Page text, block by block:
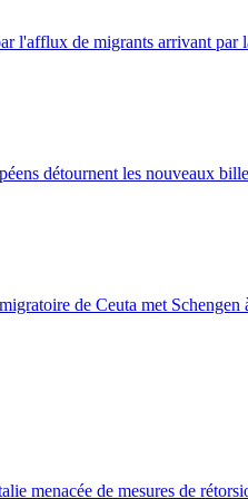
l'afflux de migrants arrivant par
détournent les nouveaux
de Ceuta met Schengen
menacée de mesures de